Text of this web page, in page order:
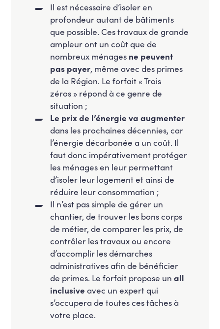
Il est nécessaire d’isoler en
profondeur autant de bâtiments
que possible. Ces travaux de grande
ampleur ont un coût que de
nombreux ménages ne peuvent
pas payer, même avec des primes
de la Région. Le forfait « Trois
zéros » répond à ce genre de
situation ;
Le prix de l’énergie va augmenter
dans les prochaines décennies, car
l’énergie décarbonée a un coût. Il
faut donc impérativement protéger
les ménages en leur permettant
d’isoler leur logement et ainsi de
réduire leur consommation ;
Il n’est pas simple de gérer un
chantier, de trouver les bons corps
de métier, de comparer les prix, de
contrôler les travaux ou encore
d’accomplir les démarches
administratives afin de bénéficier
de primes. Le forfait propose unall
inclusive avec un expert qui
s’occupera de toutes ces tâches à
votre place.